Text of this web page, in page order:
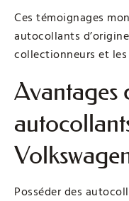
Ces témoignages
autocollants
collectionneurs et
Avantages
Posséder des